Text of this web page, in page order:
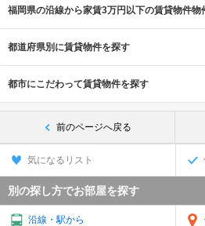
福岡県の沿線から家賃3万円以下の賃貸物件物
都道府県別に賃貸物件を探す
都市にこだわって賃貸物件を探す
前のページへ戻る
気になるリスト
別の探し方でお部屋を探す
沿線・駅から